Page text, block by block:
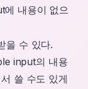
에 내용이 없으
을 수 있다.
input의 내용
쓸 수도 있게